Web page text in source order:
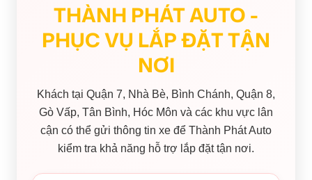
THÀNH PHÁT AUTO -
PHỤC VỤ LẮP ĐẶT TẬN
NƠI
Khách tại Quận 7, Nhà Bè, Bình Chánh, Quận 8,
Gò Vấp, Tân Bình, Hóc Môn và các khu vực lân
cận có thể gửi thông tin xe để Thành Phát Auto
kiểm tra khả năng hỗ trợ lắp đặt tận nơi.